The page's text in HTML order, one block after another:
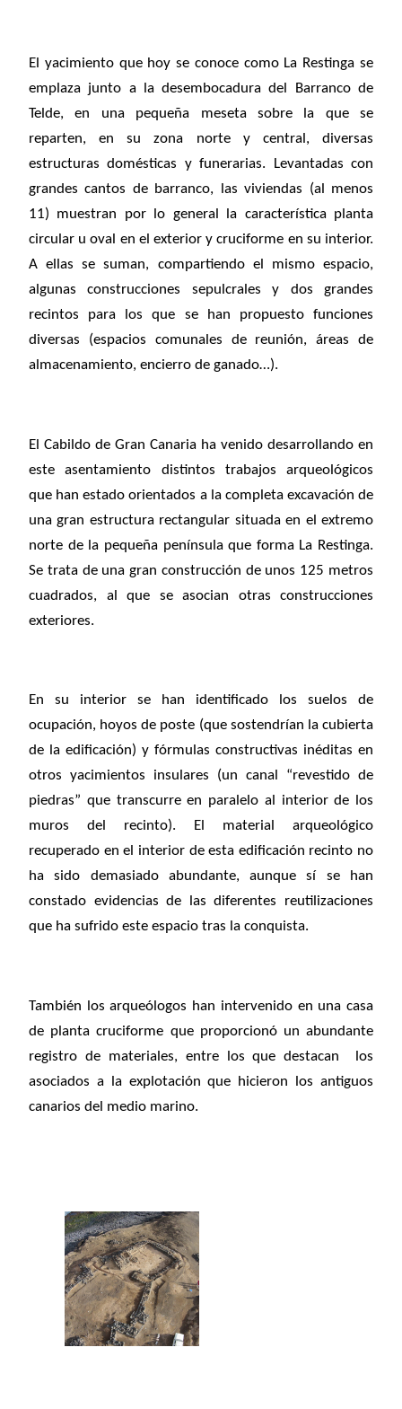
El yacimiento que hoy se conoce como La Restinga se
emplaza junto a la desembocadura del Barranco de
Telde, en una pequeña meseta sobre la que se
reparten, en su zona norte y central, diversas
estructuras domésticas y funerarias. Levantadas con
grandes cantos de barranco, las viviendas (al menos
11) muestran por lo general la característica planta
circular u oval en el exterior y cruciforme en su interior.
A ellas se suman, compartiendo el mismo espacio,
algunas construcciones sepulcrales y dos grandes
recintos para los que se han propuesto funciones
diversas (espacios comunales de reunión, áreas de
almacenamiento, encierro de ganado…).
El Cabildo de Gran Canaria ha venido desarrollando en
este asentamiento distintos trabajos arqueológicos
que han estado orientados a la completa excavación de
una gran estructura rectangular situada en el extremo
norte de la pequeña península que forma La Restinga.
Se trata de una gran construcción de unos 125 metros
cuadrados, al que se asocian otras construcciones
exteriores.
En su interior se han identificado los suelos de
ocupación, hoyos de poste (que sostendrían la cubierta
de la edificación) y fórmulas constructivas inéditas en
otros yacimientos insulares (un canal “revestido de
piedras” que transcurre en paralelo al interior de los
muros del recinto). El material arqueológico
recuperado en el interior de esta edificación recinto no
ha sido demasiado abundante, aunque sí se han
constado evidencias de las diferentes reutilizaciones
que ha sufrido este espacio tras la conquista.
También los arqueólogos han intervenido en una casa
de planta cruciforme que proporcionó un abundante
registro de materiales, entre los que destacan los
asociados a la explotación que hicieron los antiguos
canarios del medio marino.